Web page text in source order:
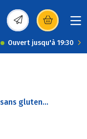
(s’ouvre dans une
Ouvert jusqu'à 19:30
gluten...